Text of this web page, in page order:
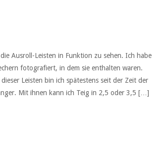
Ausroll-Leisten in Funktion zu sehen. Ich habe
fotografiert, in dem sie enthalten waren.
Leisten bin ich spätestens seit der Zeit der
Mit ihnen kann ich Teig in 2,5 oder 3,5 […]